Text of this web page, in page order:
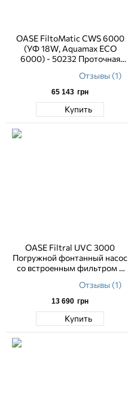
OASE FiltoMatic CWS 6000
(УФ 18W, Aquamax ECO
6000) - 50232 Проточная
Отзывы (1)
65 143 грн
Купить
OASE Filtral UVC 3000
Погружной фонтанный насос
со встроенным фильтром и
насадкамиОтзывы (1)
13 690 грн
Купить